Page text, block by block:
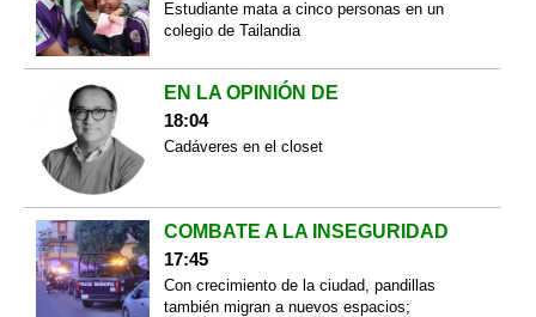
Estudiante mata a cinco personas en un
colegio de Tailandia
EN LA OPINIÓN DE
18:04
Cadáveres en el closet
COMBATE A LA INSEGURIDAD
17:45
Con crecimiento de la ciudad, pandillas
también migran a nuevos espacios;